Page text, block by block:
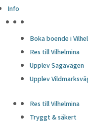
Info
Boka boende i
Res till Vilhelmina
Upplev Sagavägen
Upplev
Res till Vilhelmina
Tryggt & säkert